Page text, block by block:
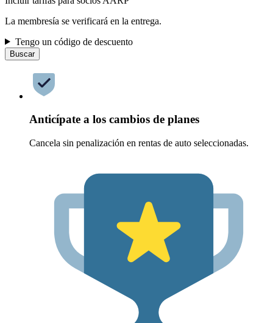
La membresía se verificará en la entrega.
Tengo un código de descuento
Buscar
Anticípate a los cambios de planes
Cancela sin penalización en rentas de auto seleccionadas.